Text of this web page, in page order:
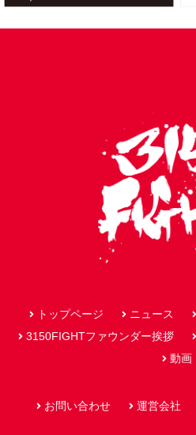
トップページ ニュース
3150FIGHTファウンダー挨拶
動画
お問い合わせ 運営会社